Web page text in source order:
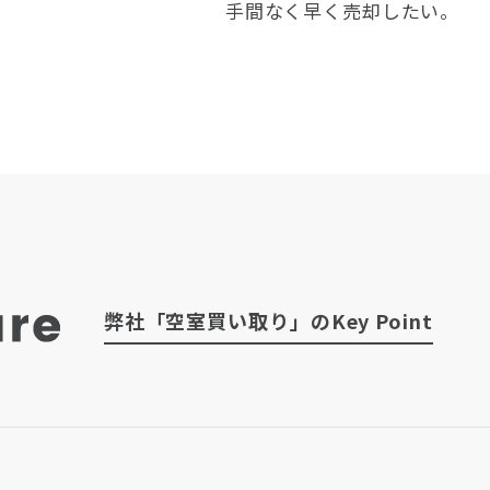
手間なく早く売却したい。
弊社「空室買い取り」のKey Point